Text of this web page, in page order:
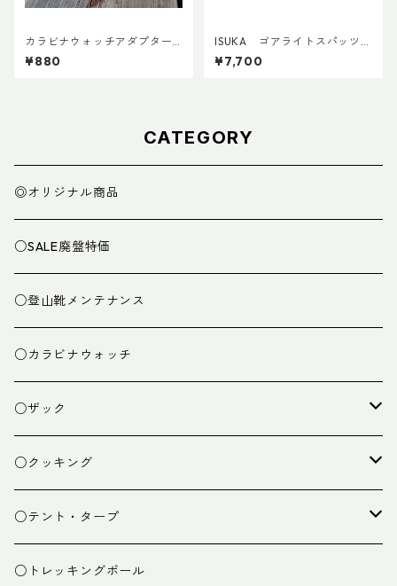
カラビナウォッチアダプターLi
te
¥880
ISUKA ゴアライトスパッツカ
スタム BASE
¥7,700
CATEGORY
◎オリジナル商品
○SALE廃盤特価
○登山靴メンテナンス
○カラビナウォッチ
○ザック
ザック
スタッフバッグ
ザック小物
○クッキング
クッカー
バーナー
○テント・タープ
テント
○トレッキングポール